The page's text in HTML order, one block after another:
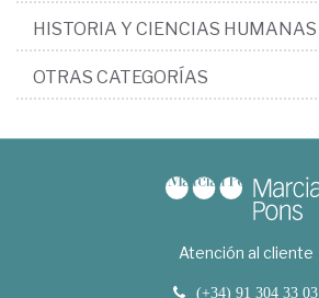
HISTORIA Y CIENCIAS HUMANAS
OTRAS CATEGORÍAS
Atención al cliente
(+34) 91 304 33 03